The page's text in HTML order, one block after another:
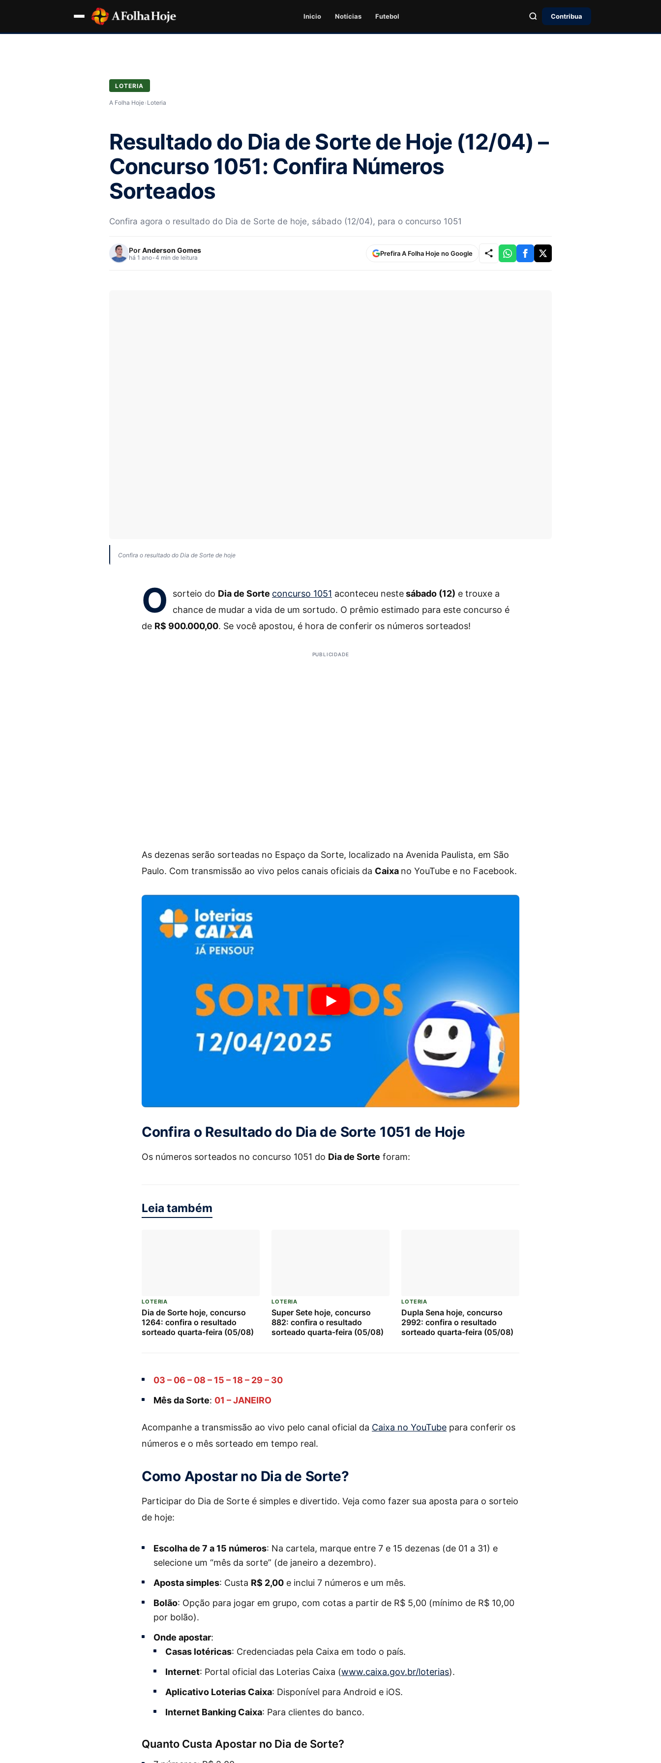
Inicio Notícias Futebol Contribua
LOTERIA
A Folha Hoje› Loteria
Resultado do Dia de Sorte de Hoje (12/04) –
Concurso 1051: Confira Números
Sorteados
Confira agora o resultado do Dia de Sorte de hoje, sábado (12/04), para o concurso 1051
PorAnderson Gomes
há 1 ano•4 min de leitura
Prefira A Folha Hoje no Google
Confira o resultado do Dia de Sorte de hoje
O sorteio do Dia de Sorte concurso 1051 aconteceu nestesábado (12) e trouxe a
chance de mudar a vida de um sortudo. O prêmio estimado para este concurso é
de R$ 900.000,00. Se você apostou, é hora de conferir os números sorteados!
PUBLICIDADE
As dezenas serão sorteadas no Espaço da Sorte, localizado na Avenida Paulista, em São
Paulo. Com transmissão ao vivo pelos canais oficiais da Caixa no YouTube e no Facebook.
Confira o Resultado do Dia de Sorte 1051 de Hoje
Os números sorteados no concurso 1051 do Dia de Sorte foram:
Leia também
LOTERIA
Dia de Sorte hoje, concurso
1264: confira o resultado
sorteado quarta-feira (05/08)
LOTERIA
Super Sete hoje, concurso
882: confira o resultado
sorteado quarta-feira (05/08)
LOTERIA
Dupla Sena hoje, concurso
2992: confira o resultado
sorteado quarta-feira (05/08)
03 – 06 – 08 – 15 – 18 – 29 – 30
Mês da Sorte: 01 – JANEIRO
Acompanhe a transmissão ao vivo pelo canal oficial da Caixa no YouTube para conferir os
números e o mês sorteado em tempo real.
Como Apostar no Dia de Sorte?
Participar do Dia de Sorte é simples e divertido. Veja como fazer sua aposta para o sorteio
de hoje:
Escolha de 7 a 15 números: Na cartela, marque entre 7 e 15 dezenas (de 01 a 31) e
selecione um “mês da sorte” (de janeiro a dezembro).
Aposta simples: Custa R$ 2,00 e inclui 7 números e um mês.
Bolão: Opção para jogar em grupo, com cotas a partir de R$ 5,00 (mínimo de R$ 10,00
por bolão).
Onde apostar:
Casas lotéricas: Credenciadas pela Caixa em todo o país.
Internet: Portal oficial das Loterias Caixa (www.caixa.gov.br/loterias).
Aplicativo Loterias Caixa: Disponível para Android e iOS.
Internet Banking Caixa: Para clientes do banco.
Quanto Custa Apostar no Dia de Sorte?